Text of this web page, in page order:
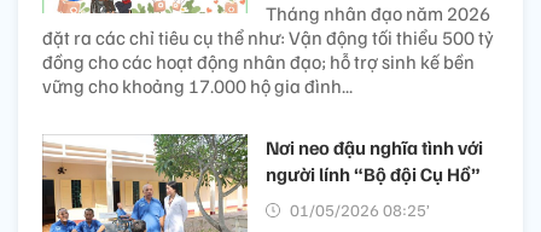
Tháng nhân đạo năm 2026
đặt ra các chỉ tiêu cụ thể như: Vận động tối thiểu 500 tỷ
đồng cho các hoạt động nhân đạo; hỗ trợ sinh kế bền
vững cho khoảng 17.000 hộ gia đình...
Nơi neo đậu nghĩa tình với
người lính “Bộ đội Cụ Hồ”
01/05/2026 08:25’